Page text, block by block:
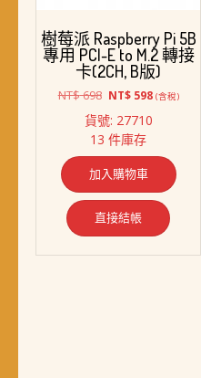
擇
選
樹莓派 Raspberry Pi 5B
專用 PCI-E to M.2 轉接
卡(2CH, B版)
NT$698 原
價
格：
NT$ 698。
NT$598目
價
NT$ 598。
(含稅)
貨號: 27710
13 件庫存
加入購物車
直接結帳